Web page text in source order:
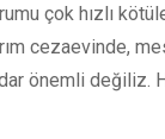
çok hızlı
cezaevinde,
önemli değiliz.